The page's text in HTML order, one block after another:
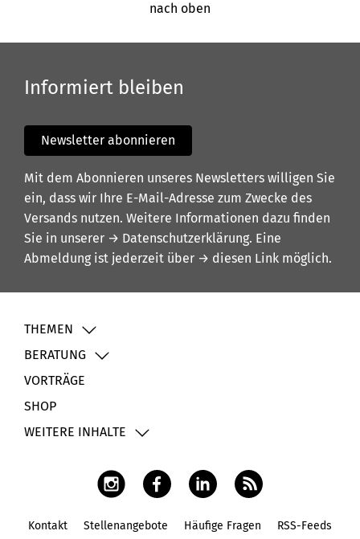
nach oben
Informiert bleiben
Newsletter abonnieren
Mit dem Abonnieren unseres Newsletters willigen Sie
ein, dass wir Ihre E-Mail-Adresse zum Zwecke des
Versands nutzen. Weitere Informationen dazu finden
Sie in unserer → Datenschutzerklärung. Eine
Abmeldung ist jederzeit über → diesen Link möglich.
THEMEN
BERATUNG
VORTRÄGE
SHOP
WEITERE INHALTE
Kontakt Stellenangebote Häufige Fragen RSS-Feeds